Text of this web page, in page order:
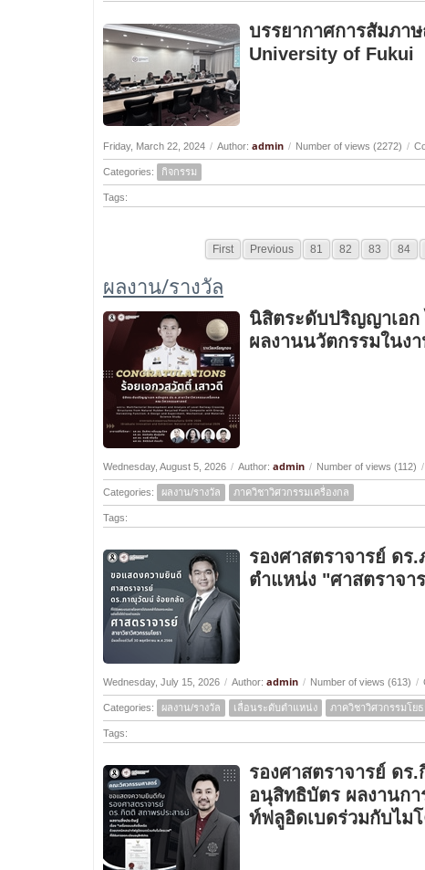
บรรยากาศการสัมภ
University of Fukui
Friday, March 22, 2024 / Author: admin / Number of views (2272) /
Categories: กิจกรรม
Tags:
First Previous 81 82 83 84
ผลงาน/รางวัล
นิสิตระดับปริญญาเอก
ผลงานนวัตกรรมในง
Wednesday, August 5, 2026 / Author: admin / Number of views (112) /
Categories: ผลงาน/รางวัล ภาควิชาวิศวกรรมเครื่องกล
Tags:
รองศาสตราจารย์ ด
ตำแหน่ง "ศาสตราจา
Wednesday, July 15, 2026 / Author: admin / Number of views (613) /
Categories: ผลงาน/รางวัล เลื่อนระดับตำแหน่ง ภาควิชาวิศวกรรมโย
Tags:
รองศาสตราจารย์ ดร
อนุสิทธิบัตร ผลงานกา
ท์ฟลูอิดเบดร่วมกับไมโ